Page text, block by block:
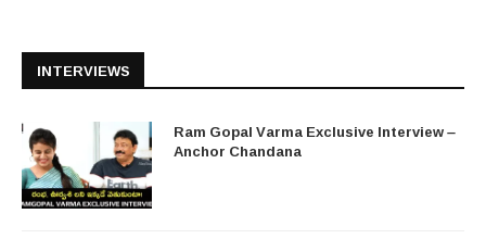
INTERVIEWS
Ram Gopal Varma Exclusive Interview –
Anchor Chandana